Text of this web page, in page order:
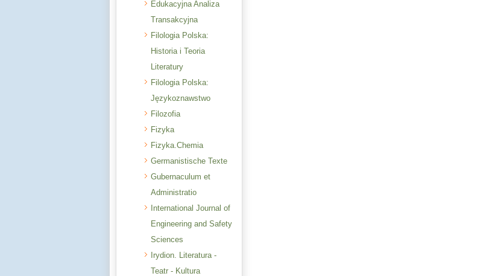
Edukacyjna Analiza
Transakcyjna
Filologia Polska:
Historia i Teoria
Literatury
Filologia Polska:
Językoznawstwo
Filozofia
Fizyka
Fizyka.Chemia
Germanistische Texte
Gubernaculum et
Administratio
International Journal of
Engineering and Safety
Sciences
Irydion. Literatura -
Teatr - Kultura